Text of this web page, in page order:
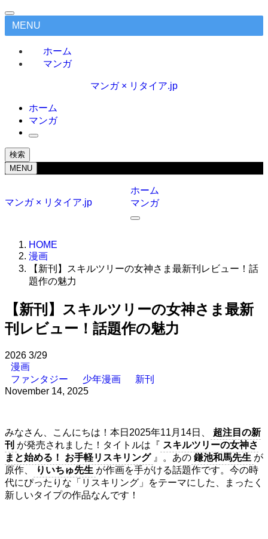
MENU
ホーム
マンガ
マンガ × リタイア.jp
ホーム
マンガ
検索
MENU
マンガ × リタイア.jp
ホーム
マンガ
HOME
漫画
【新刊】スキルツリーの女神さま最新刊レビュー！話
題作の魅力
【新刊】スキルツリーの女神さま最新
刊レビュー！話題作の魅力
2026 3/29
漫画
ファンタジー
少年漫画
新刊
November 14, 2025
みなさん、こんにちは！本日2025年11月14日、
超注目の新
刊 が発売されました！タイトルは『 スキルツリーの女神さ
まと始める！ お手軽リスキリング 』。あの 鎌池和馬先生 が
原作、
りいちゅ先生 が作画を手がける話題作です。今の時
代にぴったりな「リスキリング」をテーマにした、まったく
新しいタイプの作品なんです！